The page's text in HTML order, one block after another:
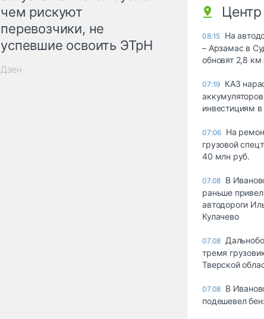
чем рискуют
перевозчики, не
успевшие освоить ЭТрН
Дзен
Центр
08:15 На
– Арзамас в
обновят 2,8 км
07:19 КАЗ
инвестициям
07:06 На
грузовой
40 млн руб.
07.08 В
раньше
автодороги
Кулачево
07.08
тремя
Тверской
07.08 В
подешевел